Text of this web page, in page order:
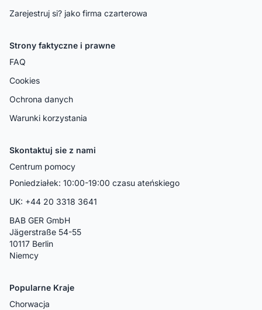
Zarejestruj si? jako firma czarterowa
Strony faktyczne i prawne
FAQ
Cookies
Ochrona danych
Warunki korzystania
Skontaktuj sie z nami
Centrum pomocy
Poniedziałek: 10:00-19:00 czasu ateńskiego
UK: +44 20 3318 3641
BAB GER GmbH
Jägerstraße 54-55
10117 Berlin
Niemcy
Popularne Kraje
Chorwacja